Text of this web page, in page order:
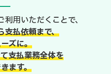
利用いただくことで、
支払依頼まで、
ズに。
支払業務全体を
ます。